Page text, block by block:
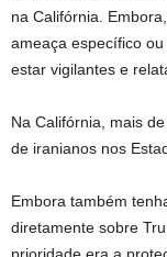
na Califórnia.
ameaça específico
estar vigilantes e
Na Califórnia, mais
de iranianos nos
Embora também
diretamente sobre